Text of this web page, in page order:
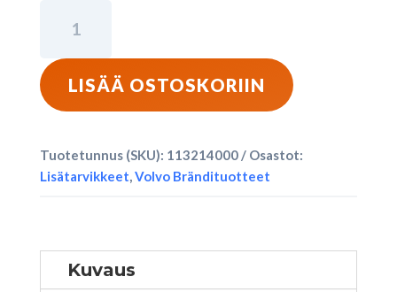
Word
Mark
-
Mini
määrä
LISÄÄ OSTOSKORIIN
Tuotetunnus (SKU): 113214000
Osastot:
Lisätarvikkeet,Volvo Brändituotteet
Kuvaus